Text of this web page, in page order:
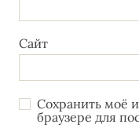
Сайт
Сохранить моё
браузере для